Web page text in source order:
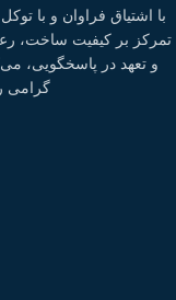
با اشتیاق فراوان و با
تمرکز بر کیفیت ساخت،
و تعهد در پاسخگویی،
گرامی